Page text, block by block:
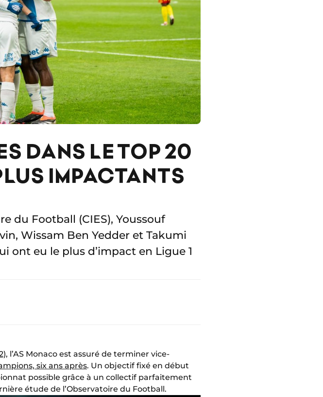
DANS LE TOP 20
IMPACTANTS
du Football (CIES), Youssouf
Wissam Ben Yedder et Takumi
ont eu le plus d’impact en Ligue 1
, l’AS Monaco est assuré de terminer vice-
six ans après. Un objectif fixé en début
possible grâce à un collectif parfaitement
étude de l’Observatoire du Football.